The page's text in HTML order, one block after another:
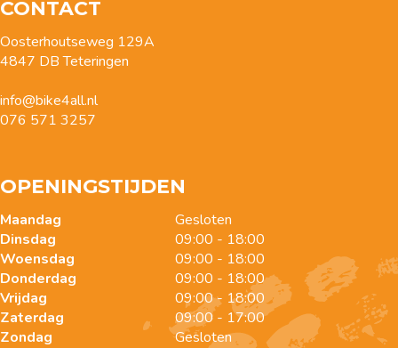
CONTACT
Oosterhoutseweg 129A
4847 DB Teteringen
info@bike4all.nl
076 571 3257
OPENINGSTIJDEN
Maandag
Dinsdag
Woensdag
Donderdag
Vrijdag
Zaterdag
Zondag
Gesloten
09:00 - 18:00
09:00 - 18:00
09:00 - 18:00
09:00 - 18:00
09:00 - 17:00
Gesloten